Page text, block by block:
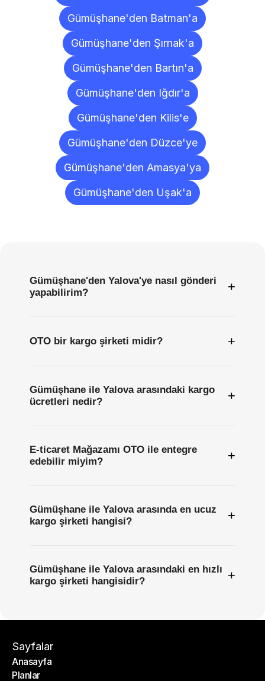
Gümüşhane'den Batman'a
Gümüşhane'den Şırnak'a
Gümüşhane'den Bartın'a
Gümüşhane'den Iğdır'a
Gümüşhane'den Kilis'e
Gümüşhane'den Düzce'ye
Gümüşhane'den Amasya'ya
Gümüşhane'den Uşak'a
Gümüşhane'den Yalova'ye nasıl gönderi
yapabilirim?
+
OTO bir kargo şirketi midir? +
Gümüşhane ile Yalova arasındaki kargo
ücretleri nedir?
+
E-ticaret Mağazamı OTO ile entegre
edebilir miyim?
+
Gümüşhane ile Yalova arasında en ucuz
kargo şirketi hangisi?
+
Gümüşhane ile Yalova arasındaki en hızlı
kargo şirketi hangisidir?
+
Sayfalar
Anasayfa
Anasayfa
Planlar